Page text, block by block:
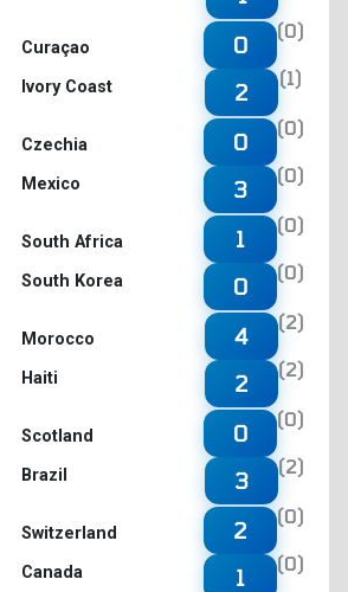
Curaçao
Ivory Coast
0
(0)
2
(1)
Czechia
Mexico
0
(0)
3
(0)
South Africa
South Korea
1
(0)
0
(0)
Morocco
Haiti
4
(2)
2
(2)
Scotland
Brazil
0
(0)
3
(2)
Switzerland
Canada
2
(0)
1
(0)